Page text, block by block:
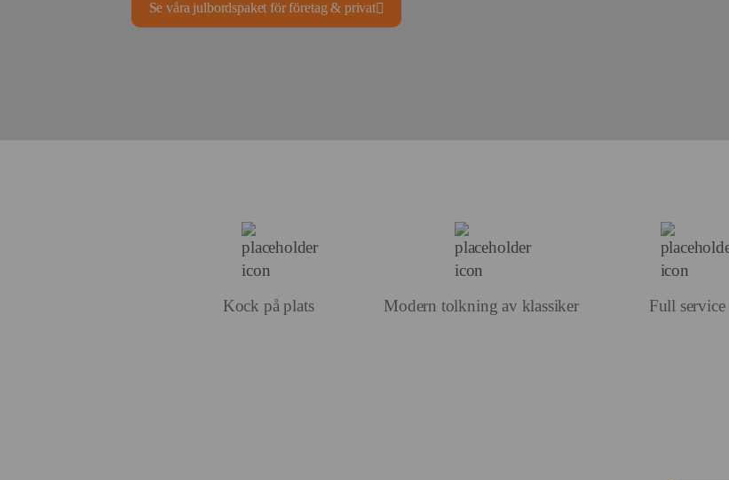
Se våra julbordspaket för företag & privat
Kock på plats Modern tolkning av klassiker Full service